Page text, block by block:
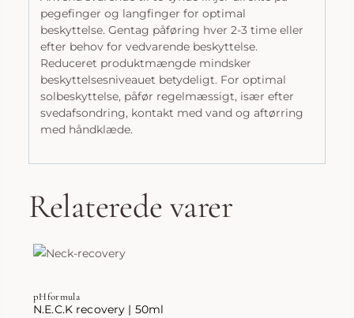
pegefinger og langfinger for optimal
beskyttelse. Gentag påføring hver 2-3 time eller
efter behov for vedvarende beskyttelse.
Reduceret produktmængde mindsker
beskyttelsesniveauet betydeligt. For optimal
solbeskyttelse, påfør regelmæssigt, især efter
svedafsondring, kontakt med vand og aftørring
med håndklæde.
Relaterede varer
pHformula
N.E.C.K recovery | 50ml